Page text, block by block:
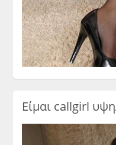
Είμαι callgirl